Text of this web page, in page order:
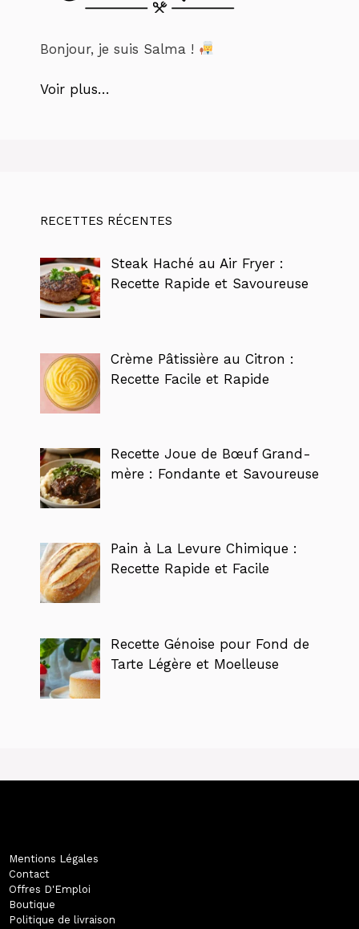
Bonjour, je suis Salma !
Voir plus…
RECETTES RÉCENTES
Steak Haché au Air Fryer :
Recette Rapide et Savoureuse
Crème Pâtissière au Citron :
Recette Facile et Rapide
Recette Joue de Bœuf Grand-
mère : Fondante et Savoureuse
Pain à La Levure Chimique :
Recette Rapide et Facile
Recette Génoise pour Fond de
Tarte Légère et Moelleuse
Mentions Légales
Contact
Offres D'Emploi
Boutique
Politique de livraison